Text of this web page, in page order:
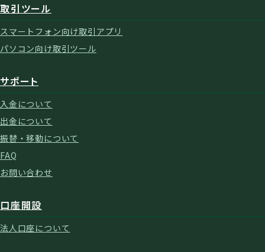
取引ツール
スマートフォン向け取引アプリ
パソコン向け取引ツール
サポート
入金について
出金について
振替・移動について
FAQ
お問い合わせ
口座開設
法人口座について